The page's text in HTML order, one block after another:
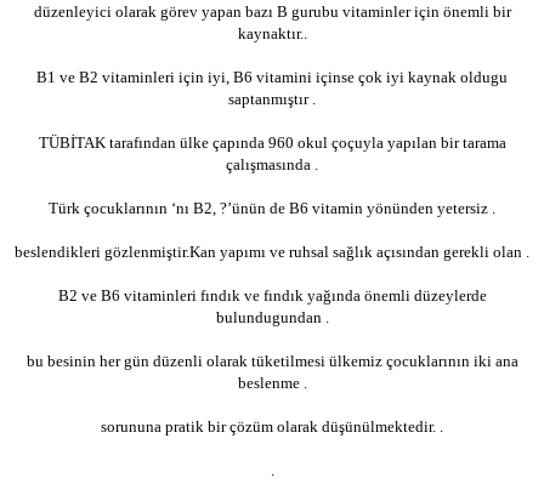
düzenleyici olarak görev yapan bazı B gurubu vitaminler için önemli bir
kaynaktır..
B1 ve B2 vitaminleri için iyi, B6 vitamini içinse çok iyi kaynak oldugu
saptanmıştır .
TÜBİTAK tarafından ülke çapında 960 okul çoçuyla yapılan bir tarama
çalışmasında .
Türk çocuklarının ‘nı B2, ?’ünün de B6 vitamin yönünden yetersiz .
beslendikleri gözlenmiştir.Kan yapımı ve ruhsal sağlık açısından gerekli olan .
B2 ve B6 vitaminleri fındık ve fındık yağında önemli düzeylerde
bulundugundan .
bu besinin her gün düzenli olarak tüketilmesi ülkemiz çocuklarının iki ana
beslenme .
sorununa pratik bir çözüm olarak düşünülmektedir. .